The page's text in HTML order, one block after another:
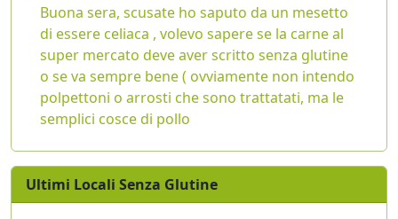
Buona sera, scusate ho saputo da un mesetto
di essere celiaca , volevo sapere se la carne al
super mercato deve aver scritto senza glutine
o se va sempre bene ( ovviamente non intendo
polpettoni o arrosti che sono trattatati, ma le
semplici cosce di pollo
Ultimi Locali Senza Glutine